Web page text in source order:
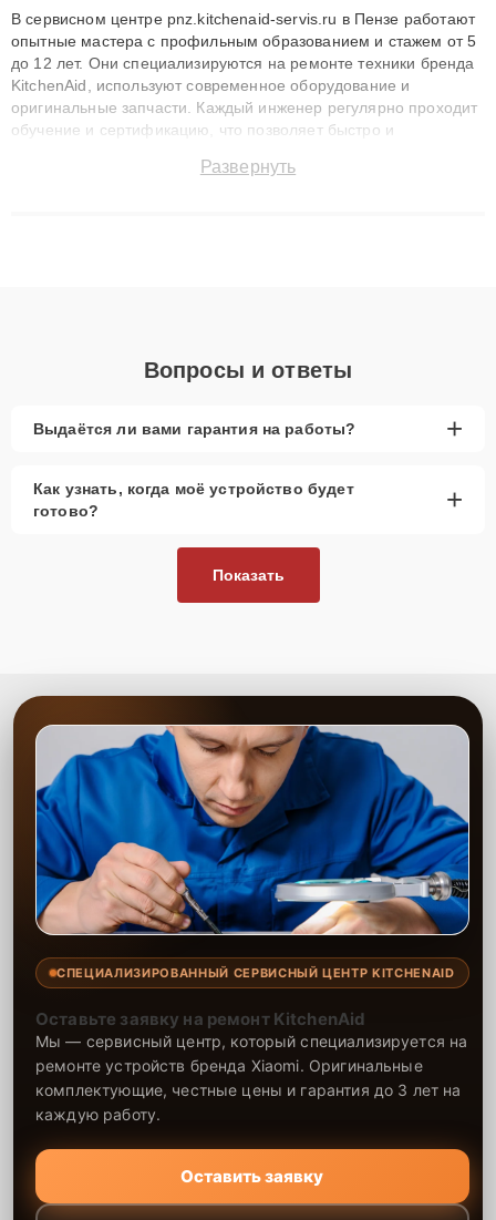
В сервисном центре pnz.kitchenaid-servis.ru в Пензе работают
опытные мастера с профильным образованием и стажем от 5
до 12 лет. Они специализируются на ремонте техники бренда
KitchenAid, используют современное оборудование и
оригинальные запчасти. Каждый инженер регулярно проходит
обучение и сертификацию, что позволяет быстро и
сохранением гарантии до 3 лет. Наши мастера решают
Развернуть
Вопросы и ответы
Выдаётся ли вами гарантия на работы? +
Как узнать, когда моё устройство будет
готово?
+
Показать
СПЕЦИАЛИЗИРОВАННЫЙ СЕРВИСНЫЙ ЦЕНТР KITCHENAID
Оставьте заявку на ремонт KitchenAid
Мы — сервисный центр, который специализируется на
ремонте устройств бренда Xiaomi. Оригинальные
комплектующие, честные цены и гарантия до 3 лет на
каждую работу.
Оставить заявку